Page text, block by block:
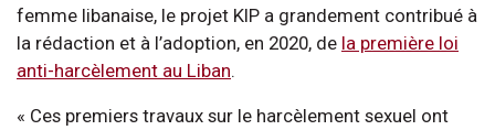
femme libanaise, le projet KIP a grandement contribué à
la rédaction et à l’adoption, en 2020, de la première loi
anti-harcèlement au Liban.
« Ces premiers travaux sur le harcèlement sexuel ont